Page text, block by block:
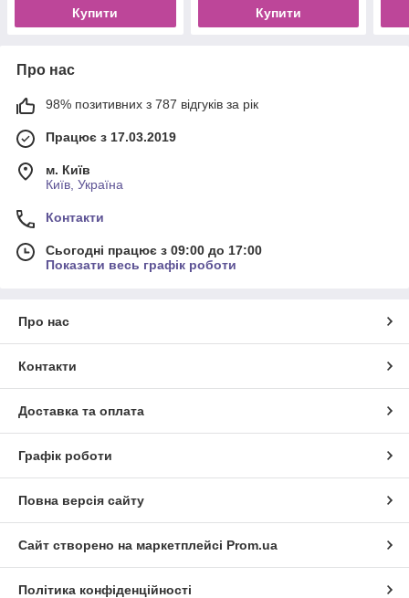
Купити Купити
Про нас
98% позитивних з 787 відгуків за рік
Працює з 17.03.2019
м. Київ
Київ, Україна
Контакти
Сьогодні працює з 09:00 до 17:00
Показати весь графік роботи
Про нас
Контакти
Доставка та оплата
Графік роботи
Повна версія сайту
Сайт створено на маркетплейсі Prom.ua
Політика конфіденційності